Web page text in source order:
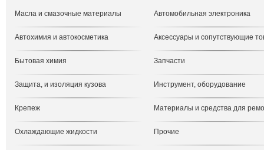
Масла и смазочные материалы Автомобильная электроника
Автохимия и автокосметика Аксессуары и сопутствующие
Бытовая химия Запчасти
Защита, и изоляция кузова Инструмент, оборудование
Крепеж Материалы и средства для
Охлаждающие жидкости Прочие